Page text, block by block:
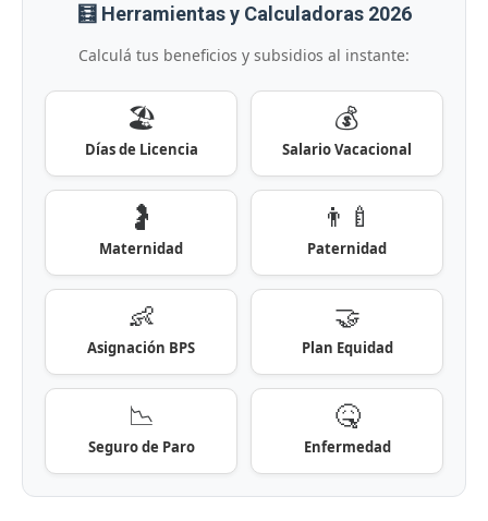
🧮 Herramientas y Calculadoras 2026
Calculá tus beneficios y subsidios al instante:
🏖️
Días de Licencia
💰
Salario Vacacional
🤰
Maternidad
👨‍🍼
Paternidad
👶
Asignación BPS
🤝
Plan Equidad
📉
Seguro de Paro
🤒
Enfermedad